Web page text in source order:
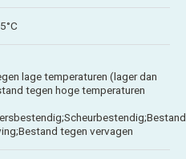
lage temperaturen (lager dan
tegen hoge temperaturen
tegen vervagen